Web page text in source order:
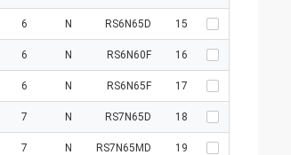
15
RS6N65D
N
6
16
RS6N60F
N
6
17
RS6N65F
N
6
18
RS7N65D
N
7
19
RS7N65MD
N
7